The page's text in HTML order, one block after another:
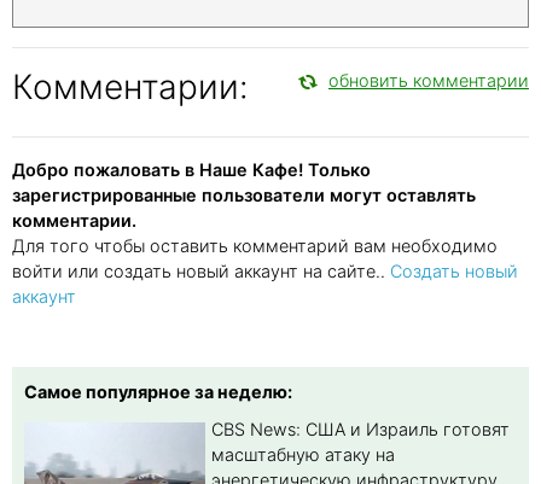
Комментарии: обновить комментарии
Добро пожаловать в Наше Кафе! Только
зарегистрированные пользователи могут оставлять
комментарии.
Для того чтобы оставить комментарий вам необходимо
войти или создать новый аккаунт на сайте.. Создать новый
аккаунт
Самое популярное за неделю:
CBS News: США и Израиль готовят
масштабную атаку на
энергетическую инфраструктуру